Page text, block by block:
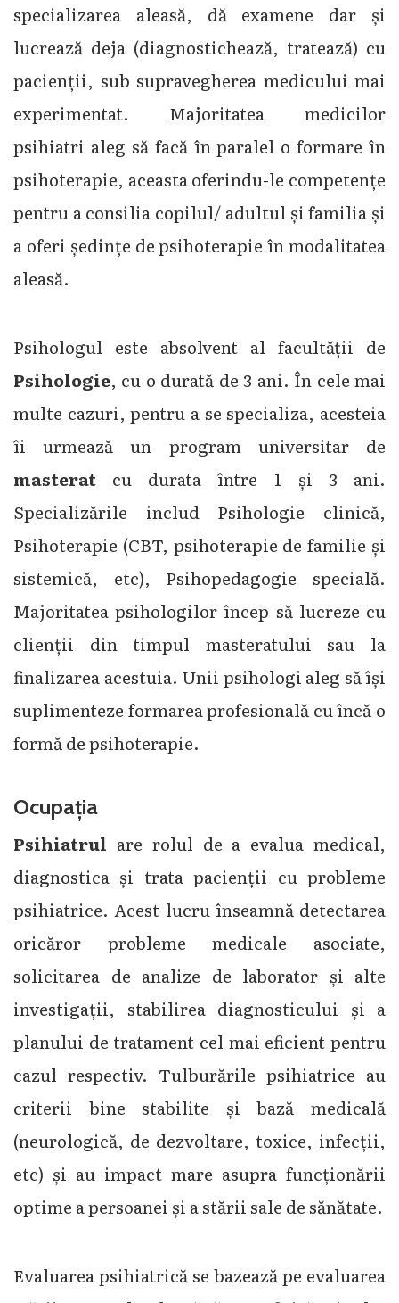
specializarea aleasă, dă examene dar și
lucrează deja (diagnostichează, tratează) cu
pacienții, sub supravegherea medicului mai
experimentat. Majoritatea medicilor
psihiatri aleg să facă în paralel o formare în
psihoterapie, aceasta oferindu-le competențe
pentru a consilia copilul/ adultul și familia și
a oferi ședințe de psihoterapie în modalitatea
aleasă.
Psihologul este absolvent al facultății de
Psihologie, cu o durată de 3 ani. În cele mai
multe cazuri, pentru a se specializa, acesteia
îi urmează un program universitar de
masterat cu durata între 1 și 3 ani.
Specializările includ Psihologie clinică,
Psihoterapie (CBT, psihoterapie de familie și
sistemică, etc), Psihopedagogie specială.
Majoritatea psihologilor încep să lucreze cu
clienții din timpul masteratului sau la
finalizarea acestuia. Unii psihologi aleg să își
suplimenteze formarea profesională cu încă o
formă de psihoterapie.
Ocupația
Psihiatrul are rolul de a evalua medical,
diagnostica și trata pacienții cu probleme
psihiatrice. Acest lucru înseamnă detectarea
oricăror probleme medicale asociate,
solicitarea de analize de laborator și alte
investigații, stabilirea diagnosticului și a
planului de tratament cel mai eficient pentru
cazul respectiv. Tulburările psihiatrice au
criterii bine stabilite și bază medicală
(neurologică, de dezvoltare, toxice, infecții,
etc) și au impact mare asupra funcționării
optime a persoanei și a stării sale de sănătate.
Evaluarea psihiatrică se bazează pe evaluarea